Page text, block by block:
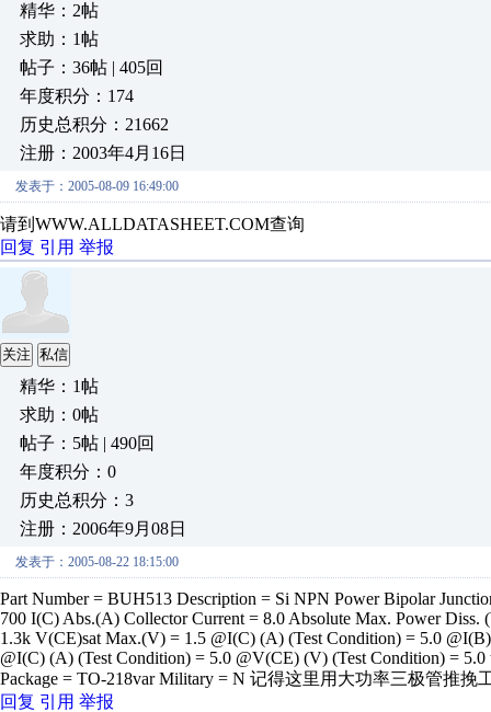
精华：2帖
求助：1帖
帖子：36帖 | 405回
年度积分：174
历史总积分：21662
注册：2003年4月16日
发表于：2005-08-09 16:49:00
请到WWW.ALLDATASHEET.COM查询
回复 引用 举报
关注 私信
精华：1帖
求助：0帖
帖子：5帖 | 490回
年度积分：0
历史总积分：3
注册：2006年9月08日
发表于：2005-08-22 18:15:00
Part Number = BUH513 Description = Si NPN Power Bipolar
700 I(C) Abs.(A) Collector Current = 8.0 Absolute Max. Power
1.3k V(CE)sat Max.(V) = 1.5 @I(C) (A) (Test Condition) = 5.0
@I(C) (A) (Test Condition) = 5.0 @V(CE) (V) (Test Condition) =
Package = TO-218var Military = N 记得这里用大功率三极管推
回复 引用 举报